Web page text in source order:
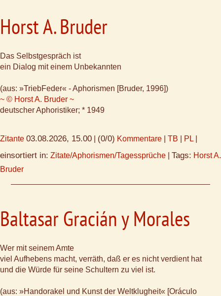
Horst A. Bruder
Das Selbstgespräch ist
ein Dialog mit einem Unbekannten
(aus: »TriebFeder« - Aphorismen [Bruder, 1996])
~ © Horst A. Bruder ~
deutscher Aphoristiker; * 1949
Zitante 03.08.2026, 15.00 (0/0) Kommentare TB PL
einsortiert in: Zitate/Aphorismen/Tagessprüche Tags: Horst A.
Bruder
Baltasar Gracián y Morales
Wer mit seinem Amte
viel Aufhebens macht, verräth, daß er es nicht verdient hat
und die Würde für seine Schultern zu viel ist.
(aus: »Handorakel und Kunst der Weltklugheit« [Oráculo